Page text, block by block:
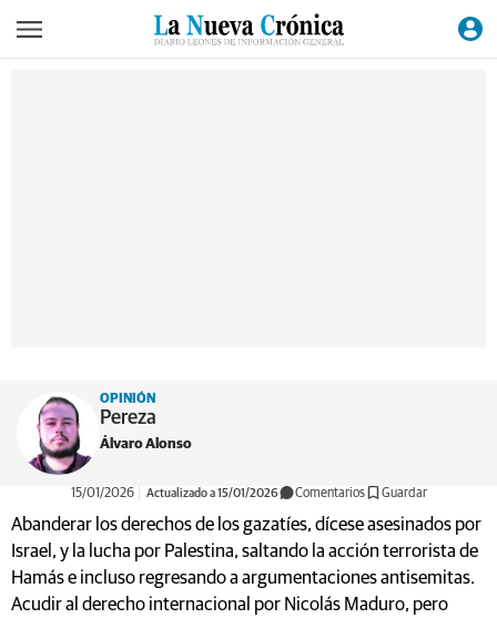
OPINIÓN
Pereza
Álvaro Alonso
15/01/2026 Actualizado a 15/01/2026 Comentarios Guardar
Abanderar los derechos de los gazatíes, dícese asesinados por
Israel, y la lucha por Palestina, saltando la acción terrorista de
Hamás e incluso regresando a argumentaciones antisemitas.
Acudir al derecho internacional por Nicolás Maduro, pero